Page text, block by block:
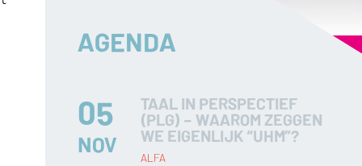
AGENDA
05
NOV
TAAL IN PERSPECTIEF
(PLG) – WAAROM ZEGGEN
WE EIGENLIJK “UHM”?
ALFA